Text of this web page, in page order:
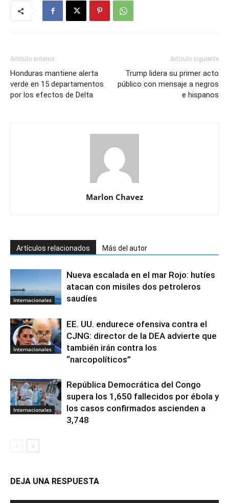
Artículo anterior
Honduras mantiene alerta
verde en 15 departamentos
por los efectos de Delta
Artículo siguiente
Trump lidera su primer acto
público con mensaje a negros
e hispanos
Marlon Chavez
Artículos relacionados Más del autor
Internacionales
Nueva escalada en el mar Rojo: hutíes
atacan con misiles dos petroleros
saudíes
Internacionales
EE. UU. endurece ofensiva contra el
CJNG: director de la DEA advierte que
también irán contra los
“narcopolíticos”
Internacionales
República Democrática del Congo
supera los 1,650 fallecidos por ébola y
los casos confirmados ascienden a
3,748
DEJA UNA RESPUESTA